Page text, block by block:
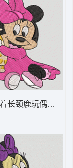
长颈鹿玩偶 米妮